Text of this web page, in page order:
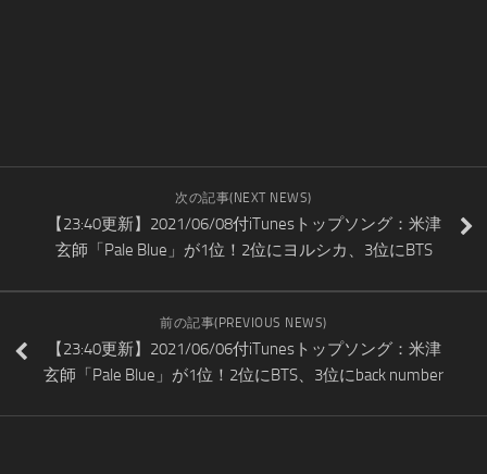
次の記事(NEXT NEWS)
【23:40更新】2021/06/08付iTunesトップソング：米津
玄師「Pale Blue」が1位！2位にヨルシカ、3位にBTS
前の記事(PREVIOUS NEWS)
【23:40更新】2021/06/06付iTunesトップソング：米津
玄師「Pale Blue」が1位！2位にBTS、3位にback number